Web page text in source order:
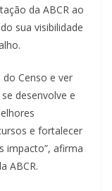
da ABCR ao
sua visibilidade
Censo e ver
desenvolve e
e fortalecer
impacto”, afirma
ABCR.